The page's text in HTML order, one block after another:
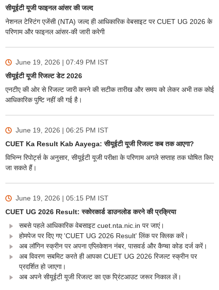
सीयूईटी यूजी फाइनल आंसर की जल्द
नेशनल टेस्टिंग एजेंसी (NTA) जल्द ही आधिकारिक वेबसाइट पर CUET UG 2026 के
परिणाम और फाइनल आंसर-की जारी करेगी
June 19, 2026 | 07:49 PM IST
सीयूईटी यूजी रिजल्ट डेट 2026
एनटीए की ओर से रिजल्ट जारी करने की सटीक तारीख और समय को लेकर अभी तक कोई
आधिकारिक पुष्टि नहीं की गई है।
June 19, 2026 | 06:25 PM IST
CUET Ka Result Kab Aayega: सीयूईटी यूजी रिजल्ट कब तक आएगा?
विभिन्न रिपोर्ट्स के अनुसार, सीयूईटी यूजी परीक्षा के परिणाम अगले सप्ताह तक घोषित किए
जा सकते हैं।
June 19, 2026 | 05:15 PM IST
CUET UG 2026 Result: स्कोरकार्ड डाउनलोड करने की प्रक्रिया
सबसे पहले आधिकारिक वेबसाइट cuet.nta.nic.in पर जाएं।
होमपेज पर दिए गए 'CUET UG 2026 Result' लिंक पर क्लिक करें।
अब लॉगिन स्क्रीन पर अपना एप्लिकेशन नंबर, पासवर्ड और कैप्चा कोड दर्ज करें।
अब विवरण सबमिट करते ही आपका CUET UG 2026 रिजल्ट स्क्रीन पर
प्रदर्शित हो जाएगा।
अब अपने सीयूईटी यूजी रिजल्ट का एक प्रिंटआउट जरूर निकाल लें।